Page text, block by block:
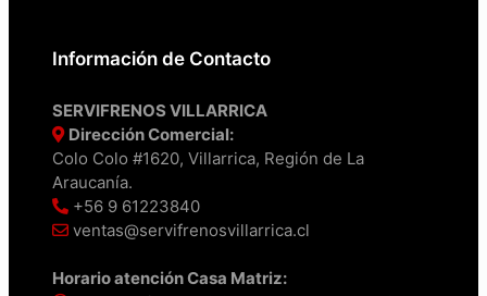
Información de Contacto
SERVIFRENOS VILLARRICA
Dirección Comercial:
Colo Colo #1620, Villarrica, Región de La
Araucanía.
+56 9 61223840
ventas@servifrenosvillarrica.cl
Horario atención Casa Matriz: